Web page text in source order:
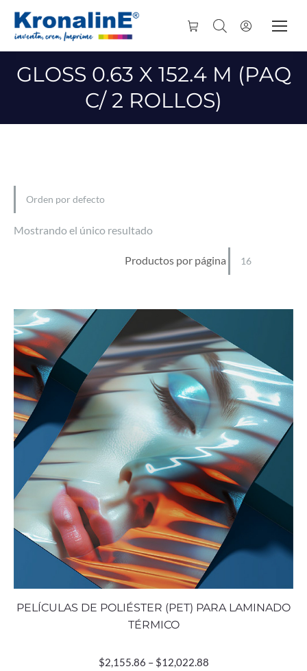
GLOSS 0.63 X 152.4 M (PAQ
C/ 2 ROLLOS)
Mostrando el único resultado
Productos por página
PELÍCULAS DE POLIÉSTER (PET) PARA LAMINADO
TÉRMICO
$2,155.86 – $12,022.88